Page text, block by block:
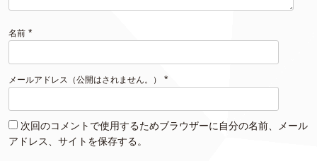
名前 *
メールアドレス（公開はされません。） *
次回のコメントで使用するためブラウザーに自分の名前、メール
アドレス、サイトを保存する。